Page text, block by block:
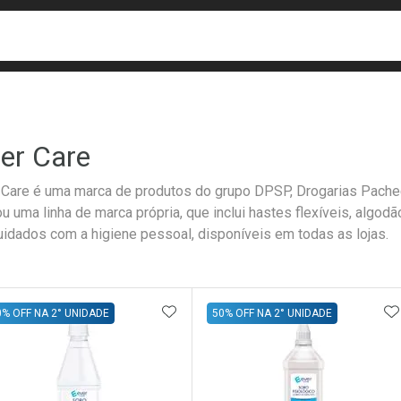
Care
é uma marca de produtos do grupo DPSP, Drogarias
uma linha de marca própria, que inclui hastes flexíveis,
com a higiene pessoal, disponíveis em todas as lojas.
OFF NA 2° UNIDADE ADICIONAR AOS FAVORITOS
50% OFF NA 2° UNIDADE